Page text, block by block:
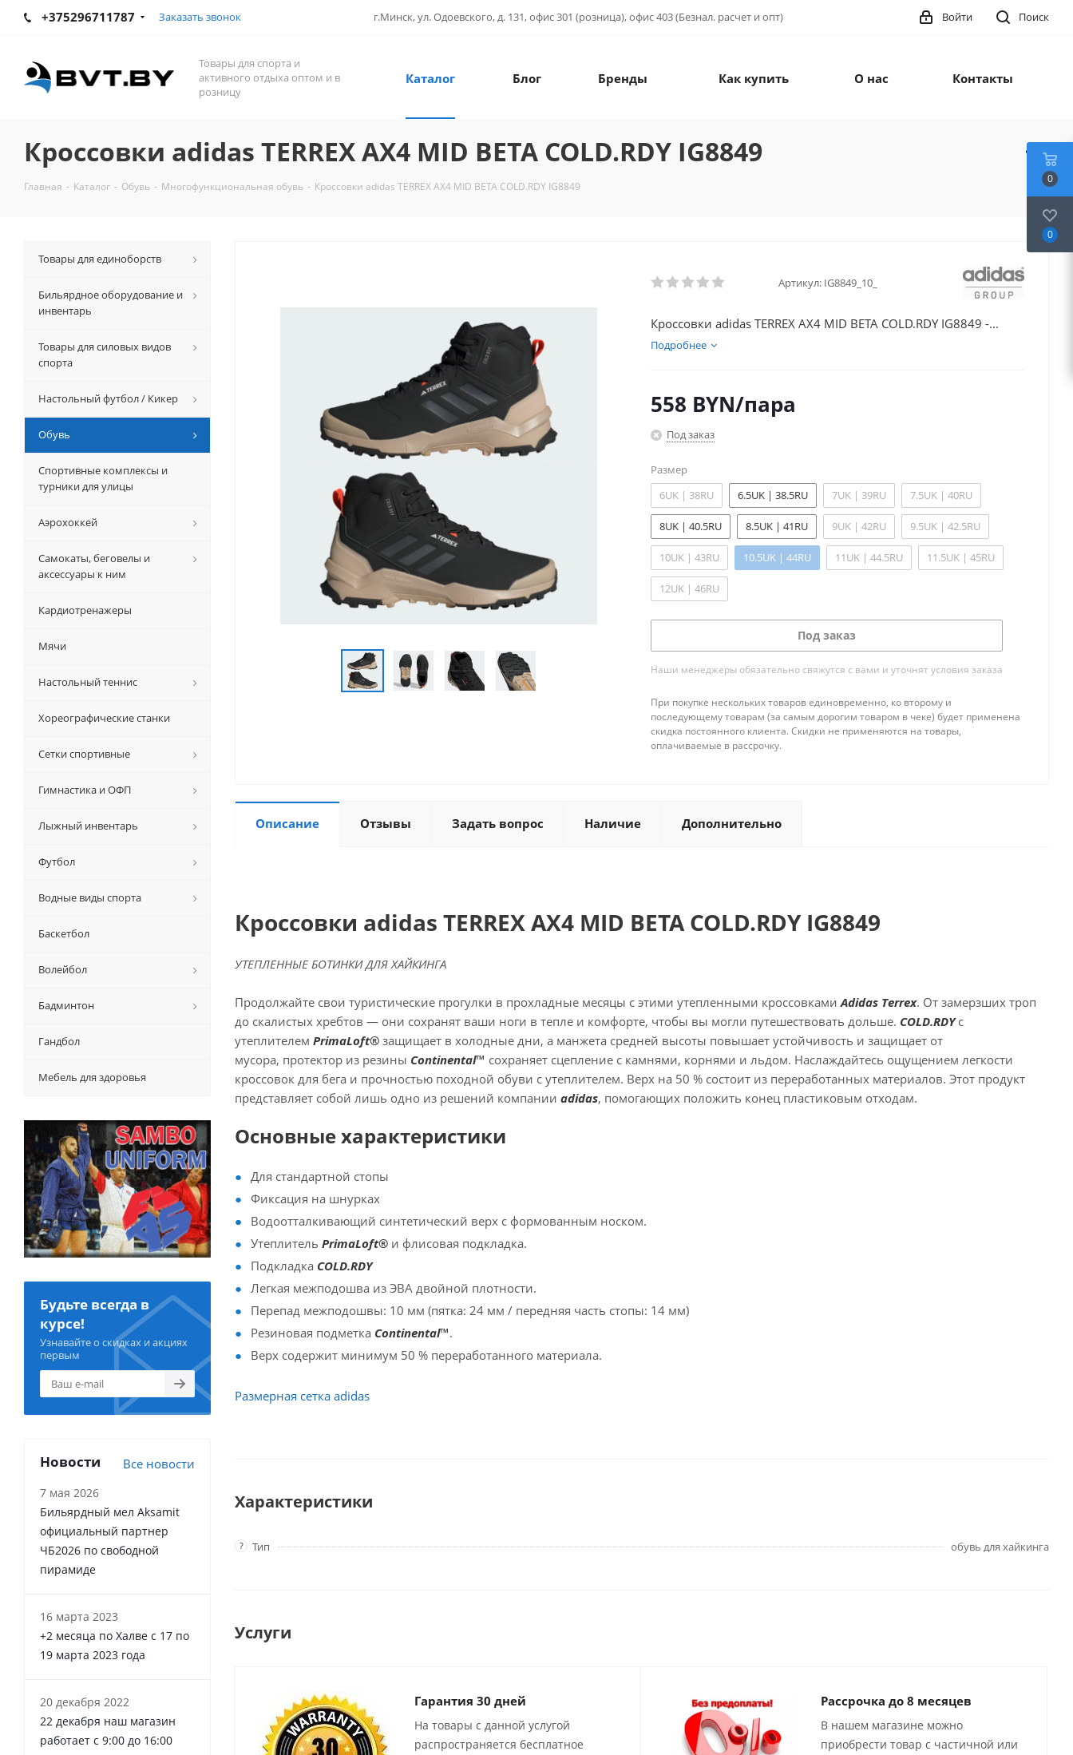
+375296711787 Заказать звонок г.Минск, ул. Одоевского, д. 131, офис 301 (розница), офис 403 (Безнал. расчет и опт) Поиск
Войти
Товары для спорта и
активного отдыха оптом и в
розницу
Каталог Блог Бренды Как купить О нас Контакты
Кроссовки adidas TERREX AX4 MID BETA COLD.RDY IG8849
Главная - Каталог - Обувь - Многофункциональная обувь - Кроссовки adidas TERREX AX4 MID BETA COLD.RDY IG8849
Артикул: IG8849_10_
Кроссовки adidas TERREX AX4 MID BETA COLD.RDY IG8849 -...
Подробнее
558 BYN/пара
Под заказ
Размер
6UK | 38RU
6.5UK | 38.5RU 7UK | 39RU 7.5UK | 40RU
8UK | 40.5RU 8.5UK | 41RU 9UK | 42RU 9.5UK | 42.5RU
10UK | 43RU 10.5UK | 44RU 11UK | 44.5RU 11.5UK | 45RU
12UK | 46RU
Под заказ
Наши менеджеры обязательно свяжутся с вами и уточнят условия заказа
При покупке нескольких товаров единовременно, ко второму и
последующему товарам (за самым дорогим товаром в чеке) будет применена
скидка постоянного клиента. Скидки не применяются на товары,
оплачиваемые в рассрочку.
Описание Отзывы Задать вопрос Наличие Дополнительно
Кроссовки adidas TERREX AX4 MID BETA COLD.RDY IG8849
УТЕПЛЕННЫЕ БОТИНКИ ДЛЯ ХАЙКИНГА
Продолжайте свои туристические прогулки в прохладные месяцы с этими утепленными кроссовкамиAdidas Terrex. От замерзших троп
до скалистых хребтов — они сохранят ваши ноги в тепле и комфорте, чтобы вы могли путешествовать дольше. COLD.RDYс
утеплителем PrimaLoft® защищает в холодные дни, а манжета средней высоты повышает устойчивость и защищает от
мусора, протектор из резины Continental™ сохраняет сцепление с камнями, корнями и льдом. Наслаждайтесь ощущением легкости
кроссовок для бега и прочностью походной обуви с утеплителем. Верх на 50 % состоит из переработанных материалов. Этот продукт
представляет собой лишь одно из решений компании adidas, помогающих положить конец пластиковым отходам.
Основные характеристики
Для стандартной стопы
Фиксация на шнурках
Водоотталкивающий синтетический верх с формованным носком.
Утеплитель PrimaLoft® и флисовая подкладка.
Подкладка COLD.RDY
Легкая межподошва из ЭВА двойной плотности.
Перепад межподошвы: 10 мм (пятка: 24 мм / передняя часть стопы: 14 мм)
Резиновая подметка Continental™.
Верх содержит минимум 50 % переработанного материала.
Размерная сетка adidas
Характеристики
? Тип обувь для хайкинга
Услуги
Гарантия 30 дней
На товары с данной услугой
распространяется бесплатное
Рассрочка до 8 месяцев
В нашем магазине можно
приобрести товар с частичной или
Товары для единоборств
Бильярдное оборудование и
инвентарь
Товары для силовых видов
спорта
Настольный футбол / Кикер
Обувь
Спортивные комплексы и
турники для улицы
Аэрохоккей
Самокаты, беговелы и
аксессуары к ним
Кардиотренажеры
Мячи
Настольный теннис
Хореографические станки
Сетки спортивные
Гимнастика и ОФП
Лыжный инвентарь
Футбол
Водные виды спорта
Баскетбол
Волейбол
Бадминтон
Гандбол
Мебель для здоровья
Будьте всегда в
курсе!
Узнавайте о скидках и акциях
первым
Новости Все новости
7 мая 2026
Бильярдный мел Aksamit
официальный партнер
ЧБ2026 по свободной
пирамиде
16 марта 2023
+2 месяца по Халве с 17 по
19 марта 2023 года
20 декабря 2022
22 декабря наш магазин
работает с 9:00 до 16:00
0
0